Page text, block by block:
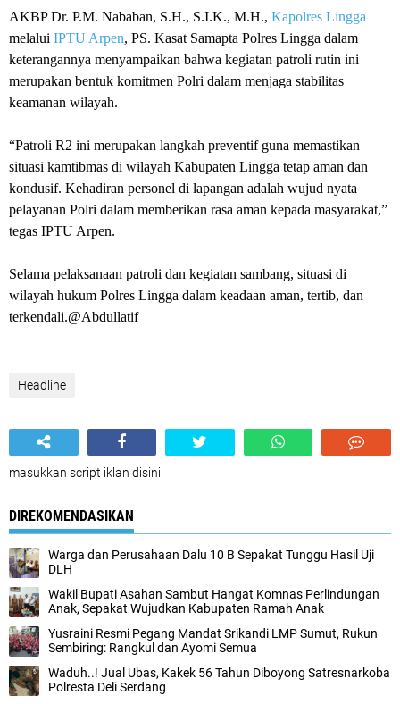
AKBP Dr. P.M. Nababan, S.H., S.I.K., M.H., Kapolres Lingga
melalui IPTU Arpen, PS. Kasat Samapta Polres Lingga dalam
keterangannya menyampaikan bahwa kegiatan patroli rutin ini
merupakan bentuk komitmen Polri dalam menjaga stabilitas
keamanan wilayah.
“Patroli R2 ini merupakan langkah preventif guna memastikan
situasi kamtibmas di wilayah Kabupaten Lingga tetap aman dan
kondusif. Kehadiran personel di lapangan adalah wujud nyata
pelayanan Polri dalam memberikan rasa aman kepada masyarakat,”
tegas IPTU Arpen.
Selama pelaksanaan patroli dan kegiatan sambang, situasi di
wilayah hukum Polres Lingga dalam keadaan aman, tertib, dan
terkendali.@Abdullatif
Headline
masukkan script iklan disini
DIREKOMENDASIKAN
Warga dan Perusahaan Dalu 10 B Sepakat Tunggu Hasil Uji
DLH
Wakil Bupati Asahan Sambut Hangat Komnas Perlindungan
Anak, Sepakat Wujudkan Kabupaten Ramah Anak
Yusraini Resmi Pegang Mandat Srikandi LMP Sumut, Rukun
Sembiring: Rangkul dan Ayomi Semua
Waduh..! Jual Ubas, Kakek 56 Tahun Diboyong Satresnarkoba
Polresta Deli Serdang